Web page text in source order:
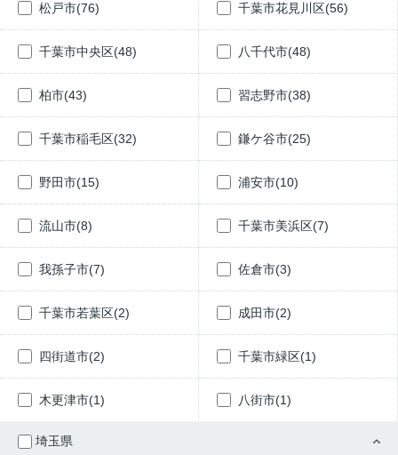
松戸市(76) 千葉市花見川区(56)
千葉市中央区(48) 八千代市(48)
柏市(43) 習志野市(38)
千葉市稲毛区(32) 鎌ケ谷市(25)
野田市(15) 浦安市(10)
流山市(8) 千葉市美浜区(7)
我孫子市(7) 佐倉市(3)
千葉市若葉区(2) 成田市(2)
四街道市(2) 千葉市緑区(1)
木更津市(1) 八街市(1)
埼玉県